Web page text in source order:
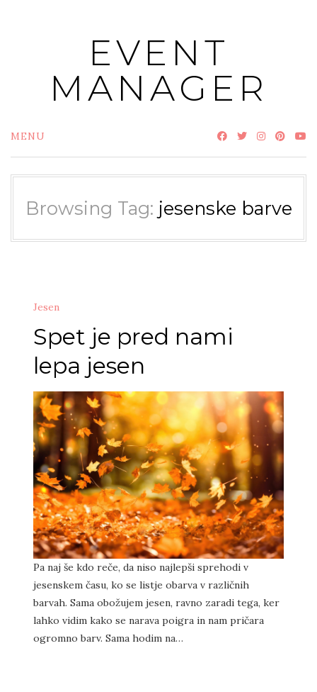
EVENT
MANAGER
MENU
Browsing Tag: jesenske barve
Jesen
Spet je pred nami
lepa jesen
Pa naj še kdo reče, da niso najlepši sprehodi v
jesenskem času, ko se listje obarva v različnih
barvah. Sama obožujem jesen, ravno zaradi tega, ker
lahko vidim kako se narava poigra in nam pričara
ogromno barv. Sama hodim na…